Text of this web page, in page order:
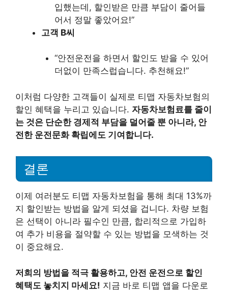
입했는데, 할인받은 만큼 부담이 줄어들
어서 정말 좋았어요!”
고객 B씨
“안전운전을 하면서 할인도 받을 수 있어
더없이 만족스럽습니다. 추천해요!”
이처럼 다양한 고객들이 실제로 티맵 자동차보험의
할인 혜택을 누리고 있습니다. 자동차보험료를 줄이
는 것은 단순한 경제적 부담을 덜어줄 뿐 아니라, 안
전한 운전문화 확립에도 기여합니다.
결론
이제 여러분도 티맵 자동차보험을 통해 최대 13%까
지 할인받는 방법을 알게 되셨을 겁니다. 차량 보험
은 선택이 아니라 필수인 만큼, 합리적으로 가입하
여 추가 비용을 절약할 수 있는 방법을 모색하는 것
이 중요해요.
저희의 방법을 적극 활용하고, 안전 운전으로 할인
혜택도 놓치지 마세요! 지금 바로 티맵 앱을 다운로